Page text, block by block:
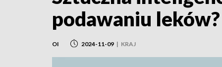
podawaniu leków?
OI 2024-11-09 | KRAJ